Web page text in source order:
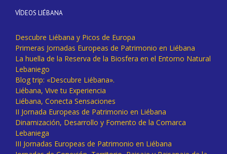
VÍDEOS LIÉBANA
Descubre Liébana y Picos de Europa
Primeras Jornadas Europeas de Patrimonio en Liébana
La huella de la Reserva de la Biosfera en el Entorno Natural
Lebaniego
Blog trip: «Descubre Liébana».
Liébana, Vive tu Experiencia
Liébana, Conecta Sensaciones
II Jornada Europeas de Patrimonio en Liébana
Dinamización, Desarrollo y Fomento de la Comarca
Lebaniega
III Jornadas Europeas de Patrimonio en Liébana